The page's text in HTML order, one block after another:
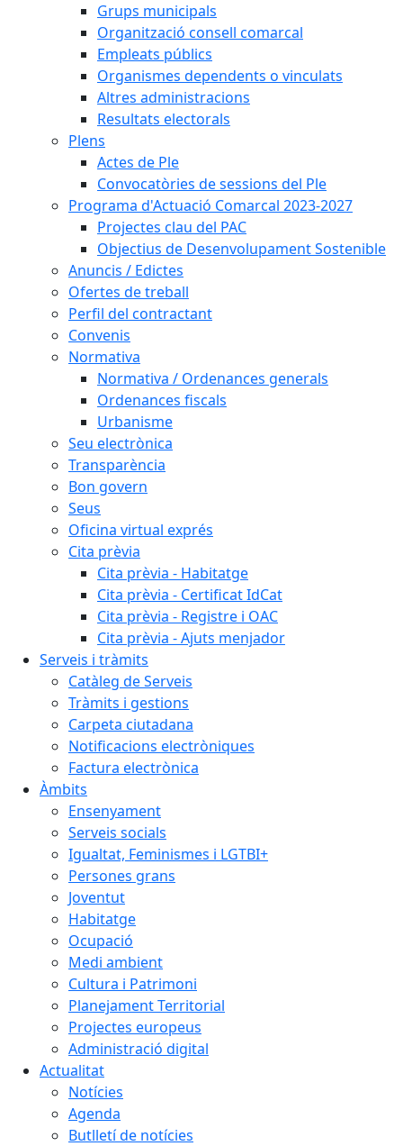
Grups municipals
Organització consell comarcal
Empleats públics
Organismes dependents o vinculats
Altres administracions
Resultats electorals
Plens
Actes de Ple
Convocatòries de sessions del Ple
Programa d'Actuació Comarcal 2023-2027
Projectes clau del PAC
Objectius de Desenvolupament Sostenible
Anuncis / Edictes
Ofertes de treball
Perfil del contractant
Convenis
Normativa
Normativa / Ordenances generals
Ordenances fiscals
Urbanisme
Seu electrònica
Transparència
Bon govern
Seus
Oficina virtual exprés
Cita prèvia
Cita prèvia - Habitatge
Cita prèvia - Certificat IdCat
Cita prèvia - Registre i OAC
Cita prèvia - Ajuts menjador
Serveis i tràmits
Catàleg de Serveis
Tràmits i gestions
Carpeta ciutadana
Notificacions electròniques
Factura electrònica
Àmbits
Ensenyament
Serveis socials
Igualtat, Feminismes i LGTBI+
Persones grans
Joventut
Habitatge
Ocupació
Medi ambient
Cultura i Patrimoni
Planejament Territorial
Projectes europeus
Administració digital
Actualitat
Notícies
Agenda
Butlletí de notícies